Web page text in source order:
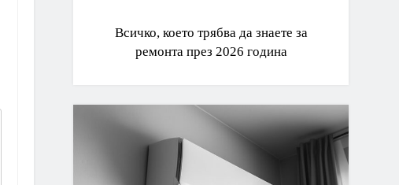
Всичко, което трябва да знаете за
ремонта през 2026 година